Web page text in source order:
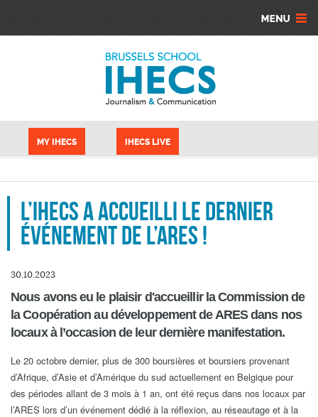
MY IHECS IHECS LIVE
L’IHECS a accueilli le dernier
événement de l’ARES !
30.10.2023
Nous avons eu le plaisir d'accueillir la Commission de
la Coopération au développement de ARES dans nos
locaux à l’occasion de leur dernière manifestation.
Le 20 octobre dernier, plus de 300 boursières et boursiers provenant
d’Afrique, d’Asie et d’Amérique du sud actuellement en Belgique pour
des périodes allant de 3 mois à 1 an, ont été reçus dans nos locaux par
l’ARES lors d’un événement dédié à la réflexion, au réseautage et à la